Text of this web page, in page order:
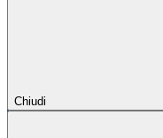
Chiudi